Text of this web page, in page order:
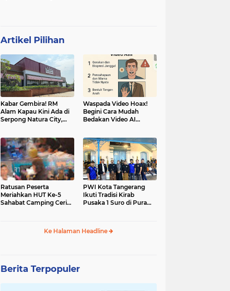
Artikel Pilihan
Kabar Gembira! RM
Alam Kapau Kini Ada di
Serpong Natura City,
Waspada Video Hoax!
Begini Cara Mudah
Bedakan Video AI
Ratusan Peserta
Meriahkan HUT Ke-5
Sahabat Camping Ceria,
PWI Kota Tangerang
Ikuti Tradisi Kirab
Pusaka 1 Suro di Pura
Ke Halaman Headline
Berita Terpopuler